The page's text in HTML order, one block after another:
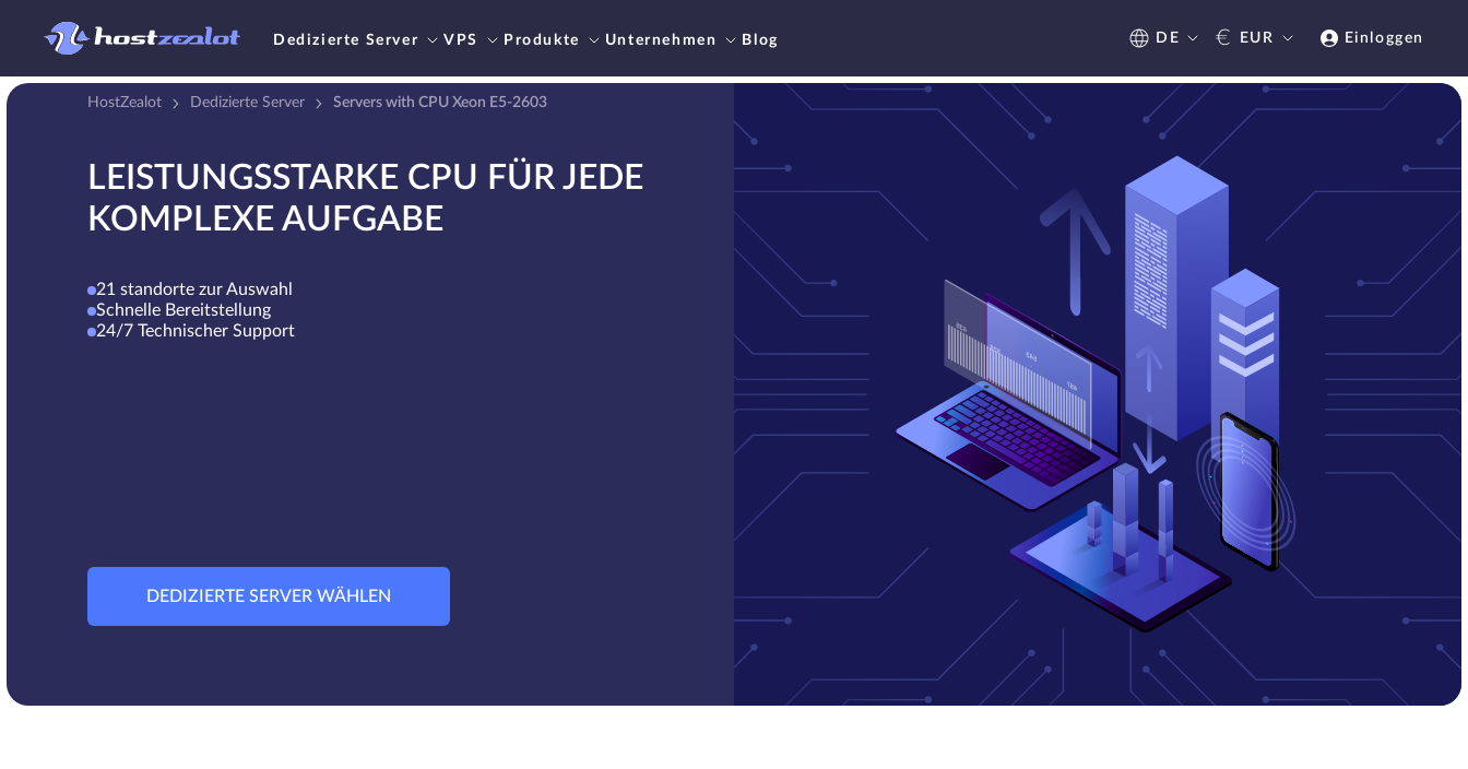
Dedizierte Server VPS Produkte Unternehmen Blog DE € EUR Einloggen
HostZealot Dedizierte Server Servers with CPU Xeon E5-2603
LEISTUNGSSTARKE CPU FÜR JEDE
KOMPLEXE AUFGABE
21 standorte zur Auswahl
Schnelle Bereitstellung
24/7 Technischer Support
DEDIZIERTE SERVER WÄHLEN